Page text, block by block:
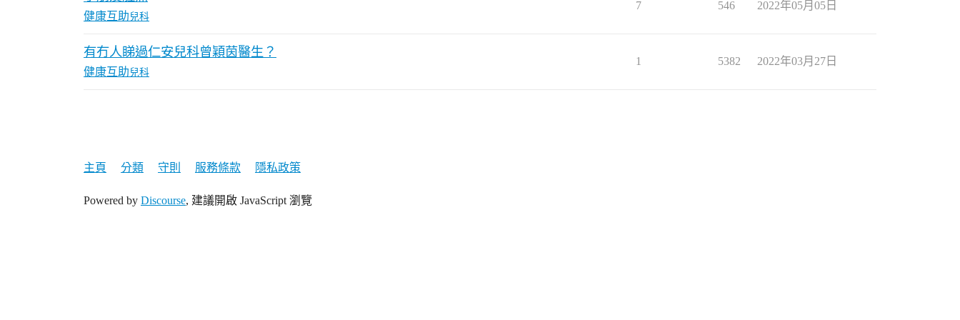
健康互助 兒科
7 546 2022年05月05日
有冇人睇過仁安兒科曾穎茵醫生？
健康互助 兒科
1 5382 2022年03月27日
主頁 分類 守則 服務條款 隱私政策
Powered by Discourse, 建議開啟 JavaScript 瀏覽